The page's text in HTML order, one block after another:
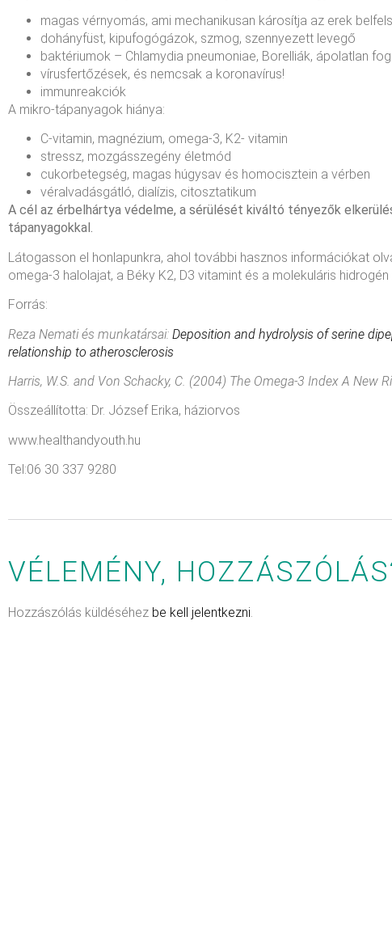
magas vérnyomás, ami mechanikusan károsítja az erek
dohányfüst, kipufogógázok, szmog, szennyezett levegő
baktériumok – Chlamydia pneumoniae, Borelliák, ápolatlan
vírusfertőzések, és nemcsak a koronavírus!
immunreakciók
A mikro-tápanyagok hiánya:
C-vitamin, magnézium, omega-3, K2- vitamin
stressz, mozgásszegény életmód
cukorbetegség, magas húgysav és homocisztein a vérben
véralvadásgátló, dialízis, citosztatikum
A cél az érbelhártya védelme, a sérülését kiváltó tényezők
tápanyagokkal.
Látogasson el honlapunkra, ahol további hasznos információkat
omega-3 halolajat, a Béky K2, D3 vitamint és a molekuláris
Forrás:
Reza Nematiés munkatársai: Deposition and hydrolysis of serine
relationship to atherosclerosis
Harris, W.S. and Von Schacky, C. (2004) The Omega-3 Index A New
Összeállította: Dr. József Erika, háziorvos
www.healthandyouth.hu
Tel:06 30 337 9280
VÉLEMÉNY,
Hozzászólás küldéséhez be kell jelentkezni